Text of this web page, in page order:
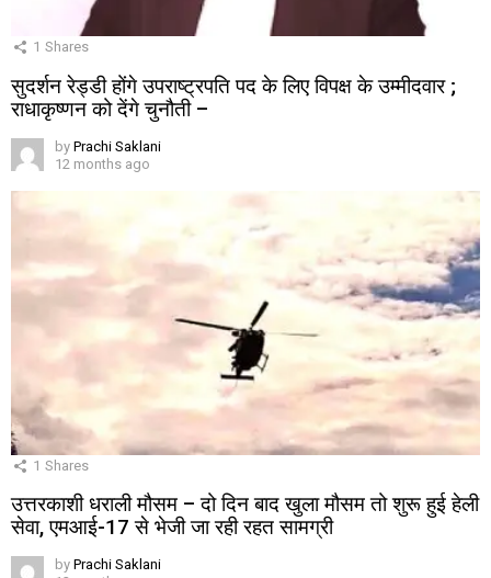
1 Shares
सुदर्शन रेड्डी होंगे उपराष्ट्रपति पद के लिए विपक्ष के उम्मीदवार ;
राधाकृष्णन को देंगे चुनौती –
by Prachi Saklani
12 months ago
1 Shares
उत्तरकाशी धराली मौसम – दो दिन बाद खुला मौसम तो शुरू हुई हेली
सेवा, एमआई-17 से भेजी जा रही रहत सामग्री
by Prachi Saklani